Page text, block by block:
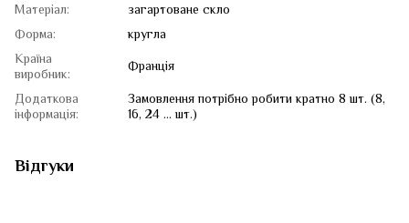
Матеріал:
загартоване скло
Форма:
кругла
Країна
виробник:
Франція
Додаткова
інформація:
Замовлення потрібно робити кратно 8 шт. (8,
16, 24 ... шт.)
Відгуки